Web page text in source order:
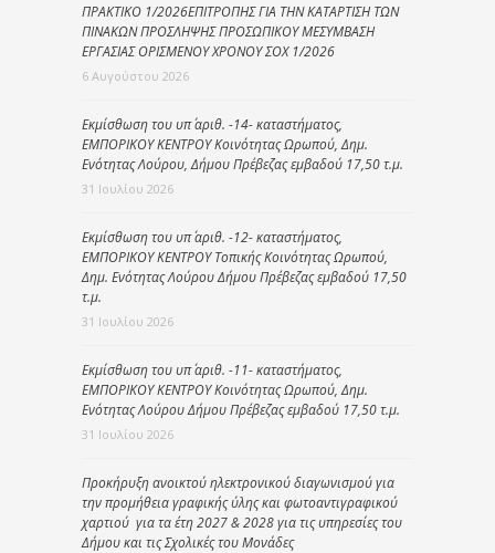
ΠΡΑΚΤΙΚΟ 1/2026ΕΠΙΤΡΟΠΗΣ ΓΙΑ ΤΗΝ ΚΑΤΑΡΤΙΣΗ ΤΩΝ
ΠΙΝΑΚΩΝ ΠΡΟΣΛΗΨΗΣ ΠΡΟΣΩΠΙΚΟΥ ΜΕΣΥΜΒΑΣΗ
ΕΡΓΑΣΙΑΣ ΟΡΙΣΜΕΝΟΥ ΧΡΟΝΟΥ ΣΟΧ 1/2026
6 Αυγούστου 2026
Εκμίσθωση του υπ΄ αριθ. -14- καταστήματος,
ΕΜΠΟΡΙΚΟΥ ΚΕΝΤΡΟΥ Κοινότητας Ωρωπού, Δημ.
Ενότητας Λούρου, Δήμου Πρέβεζας εμβαδού 17,50 τ.μ.
31 Ιουλίου 2026
Εκμίσθωση του υπ΄ αριθ. -12- καταστήματος,
ΕΜΠΟΡΙΚΟΥ ΚΕΝΤΡΟΥ Τοπικής Κοινότητας Ωρωπού,
Δημ. Ενότητας Λούρου Δήμου Πρέβεζας εμβαδού 17,50
τ.μ.
31 Ιουλίου 2026
Εκμίσθωση του υπ΄ αριθ. -11- καταστήματος,
ΕΜΠΟΡΙΚΟΥ ΚΕΝΤΡΟΥ Κοινότητας Ωρωπού, Δημ.
Ενότητας Λούρου Δήμου Πρέβεζας εμβαδού 17,50 τ.μ.
31 Ιουλίου 2026
Προκήρυξη ανοικτού ηλεκτρονικού διαγωνισμού για
την προμήθεια γραφικής ύλης και φωτοαντιγραφικού
χαρτιού για τα έτη 2027 & 2028 για τις υπηρεσίες του
Δήμου και τις Σχολικές του Μονάδες